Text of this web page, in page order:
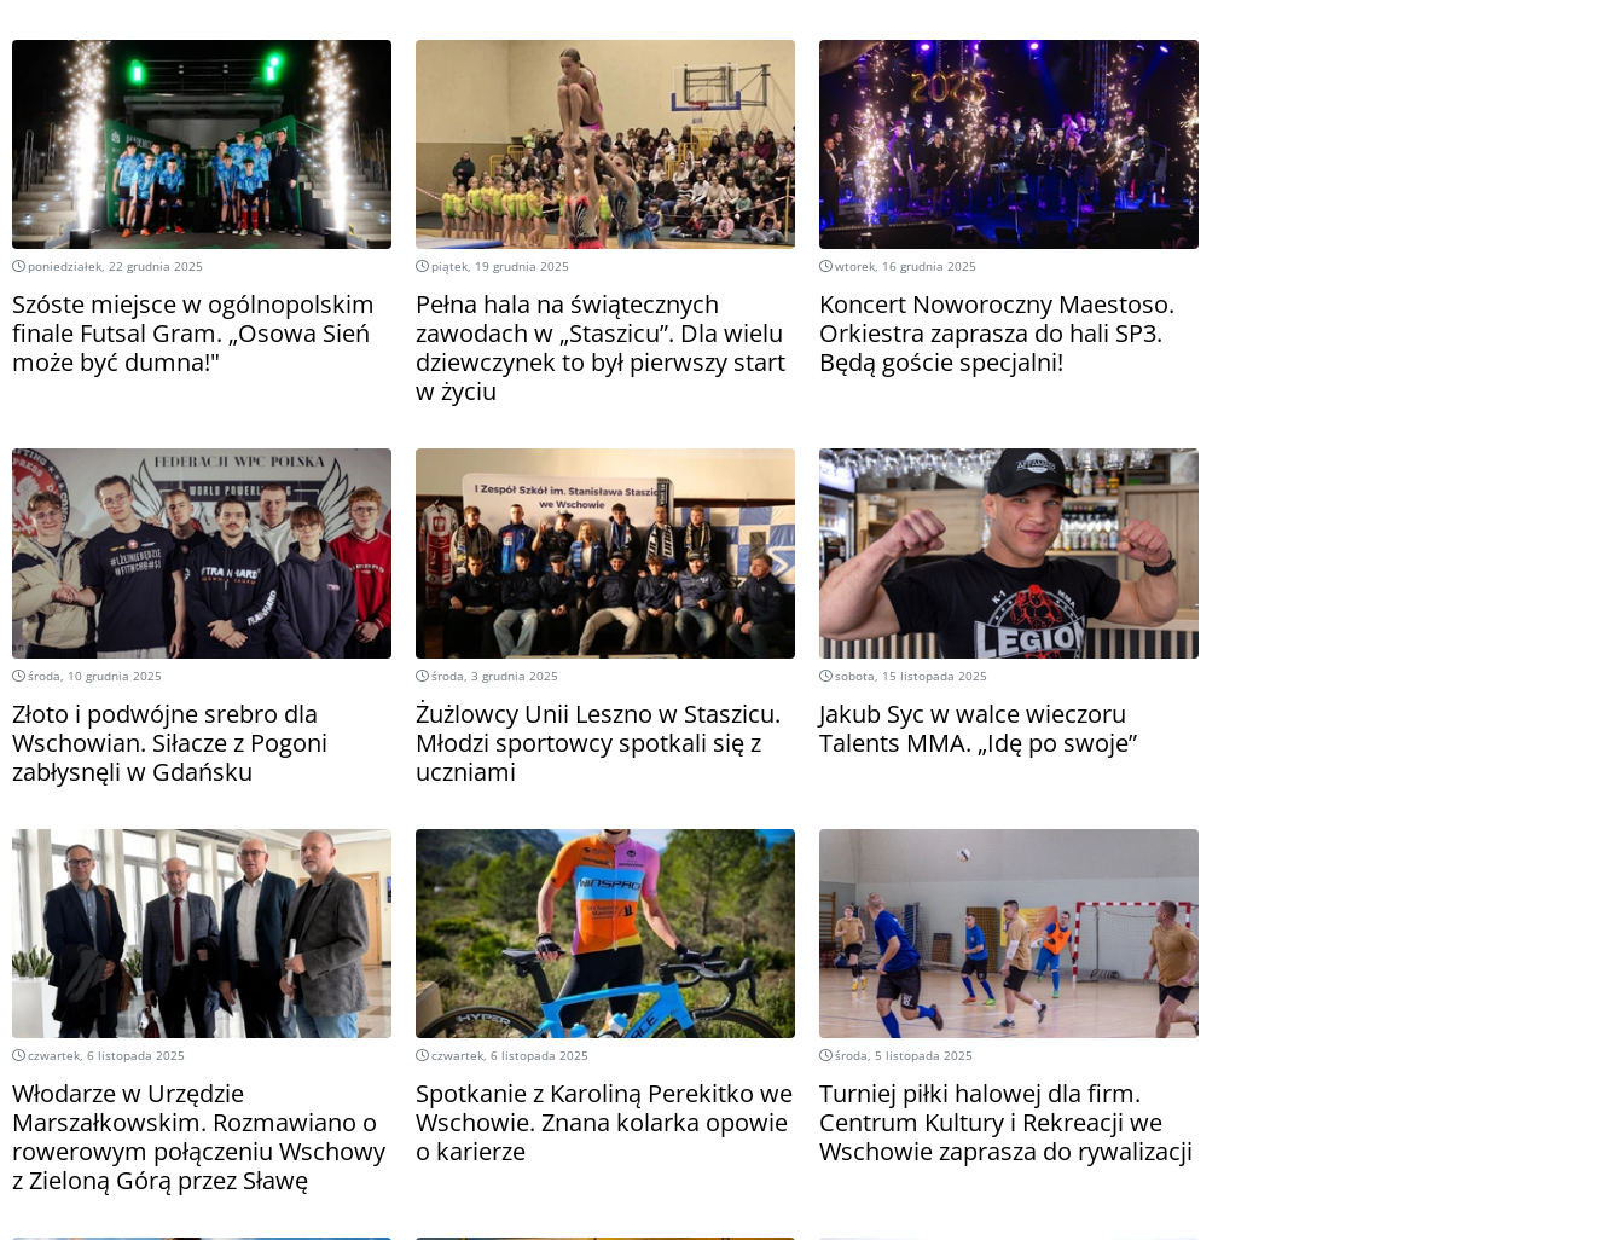
poniedziałek, 22 grudnia 2025
Szóste miejsce w ogólnopolskim
finale Futsal Gram. „Osowa Sień
może być dumna!"
piątek, 19 grudnia 2025
Pełna hala na świątecznych
zawodach w „Staszicu”. Dla wielu
dziewczynek to był pierwszy start
w życiu
wtorek, 16 grudnia 2025
Koncert Noworoczny Maestoso.
Orkiestra zaprasza do hali SP3.
Będą goście specjalni!
środa, 10 grudnia 2025
Złoto i podwójne srebro dla
Wschowian. Siłacze z Pogoni
zabłysnęli w Gdańsku
środa, 3 grudnia 2025
Żużlowcy Unii Leszno w Staszicu.
Młodzi sportowcy spotkali się z
uczniami
sobota, 15 listopada 2025
Jakub Syc w walce wieczoru
Talents MMA. „Idę po swoje”
czwartek, 6 listopada 2025
Włodarze w Urzędzie
Marszałkowskim. Rozmawiano o
rowerowym połączeniu Wschowy
z Zieloną Górą przez Sławę
czwartek, 6 listopada 2025
Spotkanie z Karoliną Perekitko we
Wschowie. Znana kolarka opowie
o karierze
środa, 5 listopada 2025
Turniej piłki halowej dla firm.
Centrum Kultury i Rekreacji we
Wschowie zaprasza do rywalizacji